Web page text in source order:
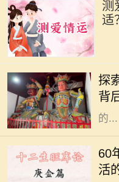
测
适
探
背
而
阴
其
的...
60
活
在
大
人
征